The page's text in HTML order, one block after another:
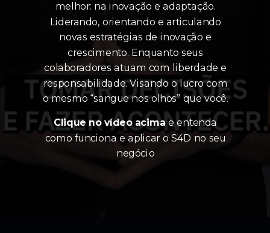
melhor: na inovação e adaptação.
Liderando, orientando e articulando
novas estratégias de inovação e
crescimento. Enquanto seus
colaboradores atuam com liberdade e
responsabilidade. Visando o lucro com
o mesmo “sangue nos olhos” que você.
Clique no vídeo acima e entenda
como funciona e aplicar o S4D no seu
negócio